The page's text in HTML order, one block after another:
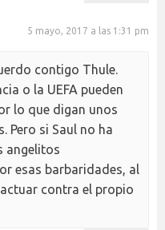
5 mayo, 2017 a las 1:31 pm
contigo Thule.
o la UEFA pueden
lo que digan unos
Pero si Saul no ha
angelitos
esas barbaridades, al
contra el propio